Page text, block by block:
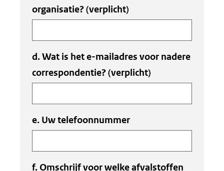
organisatie?(verplicht)
d. Wat is het e-mailadres voor nadere
correspondentie?(verplicht)
e. Uw telefoonnummer
f. Omschrijf voor welke afvalstoffen